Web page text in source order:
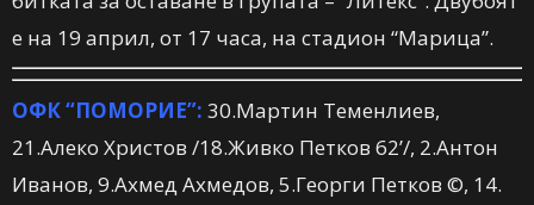
е на 19 април, от 17 часа, на стадион “Марица”.
ОФК “ПОМОРИЕ”: 30.Мартин Теменлиев,
21.Алеко Христов /18.Живко Петков 62’/, 2.Антон
Иванов, 9.Ахмед Ахмедов, 5.Георги Петков ©, 14.